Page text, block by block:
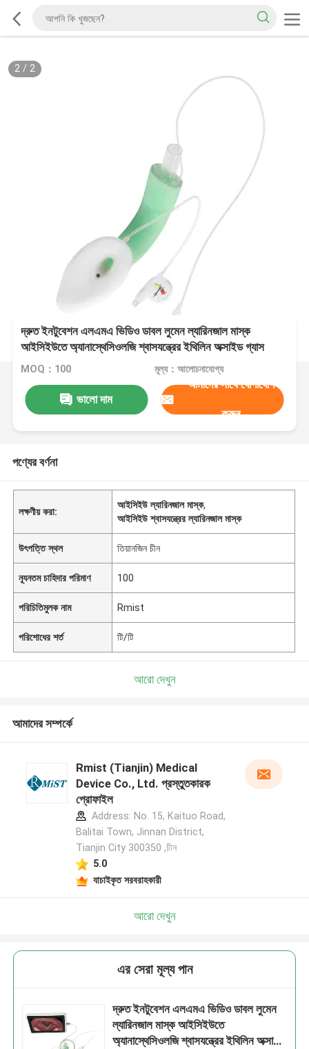
2/ 2
দ্রুত ইনটুবেশন এলএমএ ভিডিও ডাবল লুমেন ল্যারিনজাল মাস্ক
আইসিইউতে অ্যানাস্থেসিওলজি শ্বাসযন্ত্রের ইথিলিন অক্সাইড গ্যাস
নির্বীজিত
MOQ：100 মূল্য：আলোচনাযোগ্য
ভালো দাম
আমাদের সাথে যোগাযোগ
করুন
পণ্যের বর্ণনা
লক্ষণীয় করা:
আইসিইউ ল্যারিনজাল মাস্ক,
আইসিইউ শ্বাসযন্ত্রের ল্যারিনজাল মাস্ক
উৎপত্তি স্থল তিয়ানজিন চীন
ন্যূনতম চাহিদার পরিমাণ 100
পরিচিতিমুলক নাম Rmist
পরিশোধের শর্ত টি/টি
আরো দেখুন
আমাদের সম্পর্কে
Rmist (Tianjin) Medical
Device Co., Ltd. প্রস্তুতকারক
প্রোফাইল
Address: No. 15, Kaituo Road,
Balitai Town, Jinnan District,
Tianjin City 300350 ,চীন
5.0
যাচাইকৃত সরবরাহকারী
আরো দেখুন
এর সেরা মূল্য পান
দ্রুত ইনটুবেশন এলএমএ ভিডিও ডাবল লুমেন
ল্যারিনজাল মাস্ক আইসিইউতে
অ্যানাস্থেসিওলজি শ্বাসযন্ত্রের ইথিলিন অক্সাইড